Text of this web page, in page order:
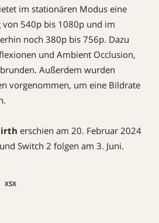
im stationären Modus eine
von 540p bis 1080p und im
noch 380p bis 756p. Dazu
und Ambient Occlusion,
Außerdem wurden
vorgenommen, um eine Bildrate
erschien am 20. Februar 2024
Switch 2 folgen am 3. Juni.
XSX